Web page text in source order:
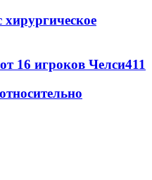
16 игроков Челси411